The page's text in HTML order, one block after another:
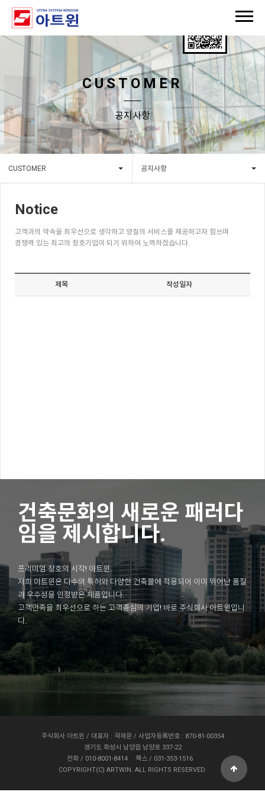
CUSTOMER
공지사항
CUSTOMER 공지사항
Notice
고객과의 약속을 최우선으로 생각하고 양질의 서비스를 제공하고자 힘쓰며
경쟁력 있는 최고의 창호기업이 되기 위하여 노력하겠습니다.
제목 작성일자
건축문화의 새로운 패러다
임을 제시합니다.
프리미엄 창호의 시작! 아트윈.
저희 아트윈은 다수의 특허와 다양한 건축물에 적용되어 이미 뛰어난 품질
과 우수성을 인정받은 제품입니다.
고객만족을 최우선으로 하는 고객중심의 기업! 바로 주식회사 아트윈입니
다.
주식회사 아트윈 / 대표자 : 곽재문 / 사업자등록번호 : 870-81-00354
경기도 화성시 남양읍 남양로 337-22
전화 / 010-8001-8414
팩스 / 031-353-1516
COPYRIGHT(C) ARTWIN. ALL RIGHTS RESERVED.